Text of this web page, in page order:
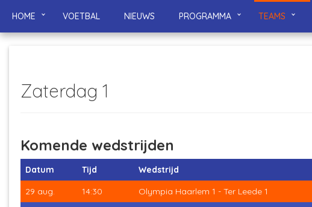
HOME VOETBAL NIEUWS PROGRAMMA TEAMS
Zaterdag 1
Komende wedstrijden
Datum Tijd Wedstrijd
29 aug.
14:30 Olympia Haarlem 1 - Ter Leede 1